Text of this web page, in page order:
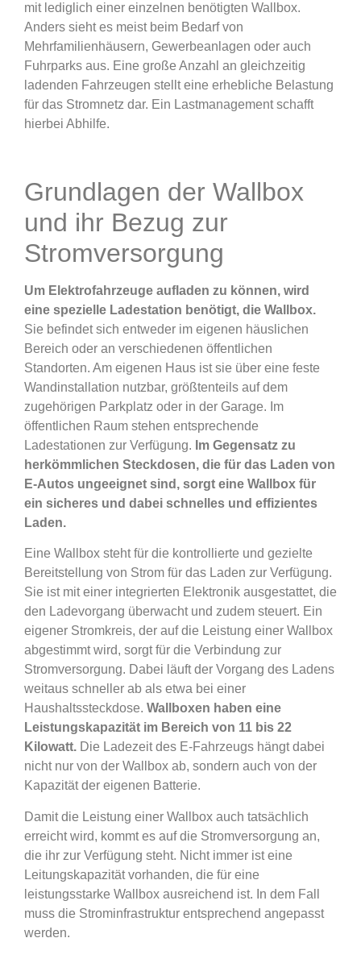
mit lediglich einer einzelnen benötigten Wallbox.
Anders sieht es meist beim Bedarf von
Mehrfamilienhäusern, Gewerbeanlagen oder auch
Fuhrparks aus. Eine große Anzahl an gleichzeitig
ladenden Fahrzeugen stellt eine erhebliche Belastung
für das Stromnetz dar. Ein Lastmanagement schafft
hierbei Abhilfe.
Grundlagen der Wallbox
und ihr Bezug zur
Stromversorgung
Um Elektrofahrzeuge aufladen zu können, wird
eine spezielle Ladestation benötigt, die Wallbox.
Sie befindet sich entweder im eigenen häuslichen
Bereich oder an verschiedenen öffentlichen
Standorten. Am eigenen Haus ist sie über eine feste
Wandinstallation nutzbar, größtenteils auf dem
zugehörigen Parkplatz oder in der Garage. Im
öffentlichen Raum stehen entsprechende
Ladestationen zur Verfügung. Im Gegensatz zu
herkömmlichen Steckdosen, die für das Laden von
E-Autos ungeeignet sind, sorgt eine Wallbox für
ein sicheres und dabei schnelles und effizientes
Laden.
Eine Wallbox steht für die kontrollierte und gezielte
Bereitstellung von Strom für das Laden zur Verfügung.
Sie ist mit einer integrierten Elektronik ausgestattet, die
den Ladevorgang überwacht und zudem steuert. Ein
eigener Stromkreis, der auf die Leistung einer Wallbox
abgestimmt wird, sorgt für die Verbindung zur
Stromversorgung. Dabei läuft der Vorgang des Ladens
weitaus schneller ab als etwa bei einer
Haushaltssteckdose. Wallboxen haben eine
Leistungskapazität im Bereich von 11 bis 22
Kilowatt. Die Ladezeit des E-Fahrzeugs hängt dabei
nicht nur von der Wallbox ab, sondern auch von der
Kapazität der eigenen Batterie.
Damit die Leistung einer Wallbox auch tatsächlich
erreicht wird, kommt es auf die Stromversorgung an,
die ihr zur Verfügung steht. Nicht immer ist eine
Leitungskapazität vorhanden, die für eine
leistungsstarke Wallbox ausreichend ist. In dem Fall
muss die Strominfrastruktur entsprechend angepasst
werden.